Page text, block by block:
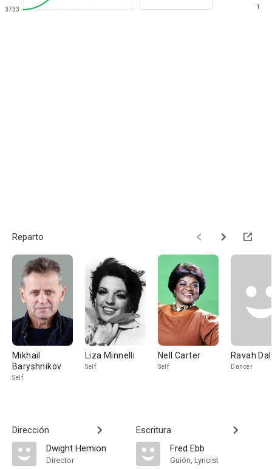
3733
1
Reparto
Mikhail
Baryshnikov
Self
Liza Minnelli
Self
Nell Carter
Self
Ravah
Dancer
Dirección
Dwight Hemion
Director
Escritura
Fred Ebb
Guión, Lyricist